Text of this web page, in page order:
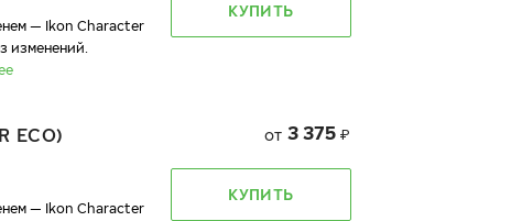
— Ikon Character
изменений.
КУПИТЬ
ECO)
— Ikon Character
от 3 375 ₽
КУПИТЬ